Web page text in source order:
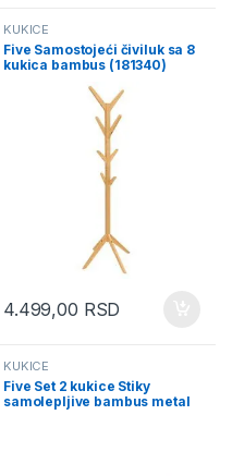
KUKICE
Five Samostojeći čiviluk sa 8
kukica bambus (181340)
4.499,00 RSD
KUKICE
Five Set 2 kukice Stiky
samolepljive bambus metal